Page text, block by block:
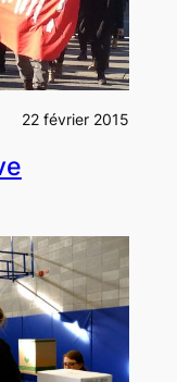
22 février 2015